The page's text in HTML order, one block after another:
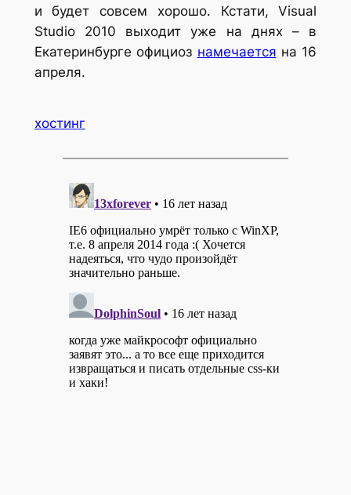
и будет совсем хорошо. Кстати, Visual
Studio 2010 выходит уже на днях – в
Екатеринбурге официоз намечается на 16
апреля.
хостинг